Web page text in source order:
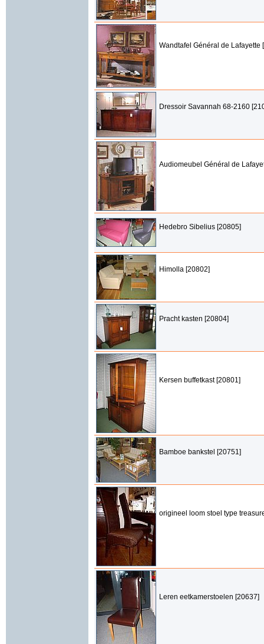
Wandtafel Général de Lafayette
Dressoir Savannah 68-2160
Audiomeubel Général de
Hedebro Sibelius [20805]
Himolla [20802]
Pracht kasten [20804]
Kersen buffetkast [20801]
Bamboe bankstel [20751]
origineel loom stoel type
Leren eetkamerstoelen [20637]